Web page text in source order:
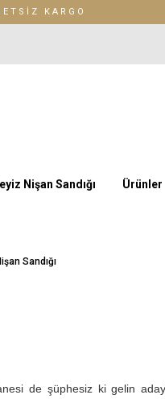
KARGO
Nişan Sandığı Ürünler
Sandığı
de şüphesiz ki gelin